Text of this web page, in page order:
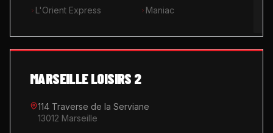
L'Orient Express
Maniac
MARSEILLE LOISIRS 2
114 Traverse de la Serviane
13012 Marseille